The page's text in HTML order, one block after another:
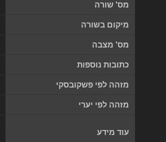
מס' שורה
מיקום בשורה
מס' מצבה
כתובות נוספות
מזהה לפי פשקובסקי
מזהה לפי יערי
עוד מידע